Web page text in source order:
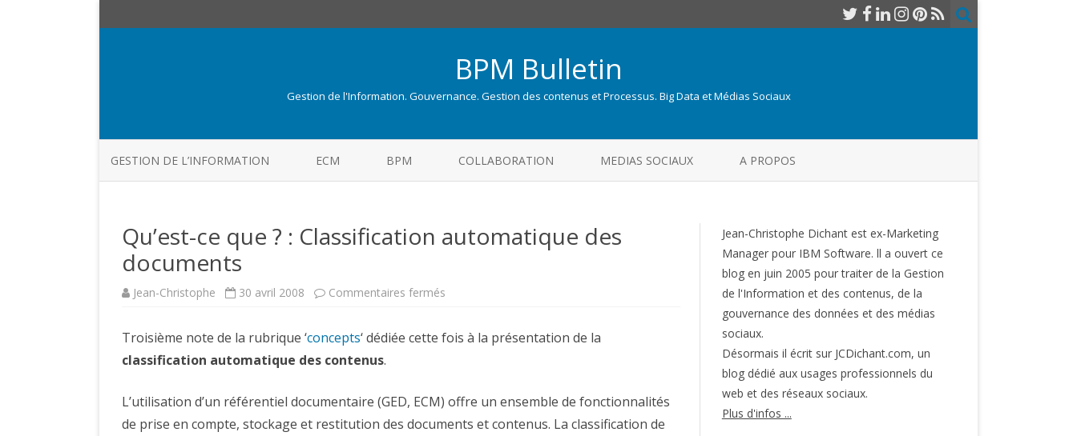
BPM Bulletin
Gestion de l'Information. Gouvernance. Gestion des contenus et Processus. Big Data et Médias Sociaux
to
GESTION DE L’INFORMATION ECM BPM COLLABORATION MEDIAS SOCIAUX A PROPOS
Qu’est-ce que ? : Classification automatique des
documents
Jean-Christophe 30 avril 2008 Commentaires fermés
?
documents
Troisième note de la rubrique ‘concepts‘ dédiée cette fois à la présentation de la
classification automatique des contenus.
L’utilisation d’un référentiel documentaire (GED, ECM) offre un ensemble de fonctionnalités
de prise en compte, stockage et restitution des documents et contenus. La classification de
Jean-Christophe Dichant est ex-Marketing
Manager pour IBM Software. ll a ouvert ce
blog en juin 2005 pour traiter de la Gestion
de l'Information et des contenus, de la
gouvernance des données et des médias
sociaux.
Désormais il écrit sur JCDichant.com, un
blog dédié aux usages professionnels du
web et des réseaux sociaux.
Plus d'infos ...